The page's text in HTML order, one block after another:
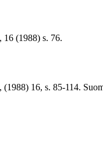
(1988) s. 76.
16, s. 85-114.